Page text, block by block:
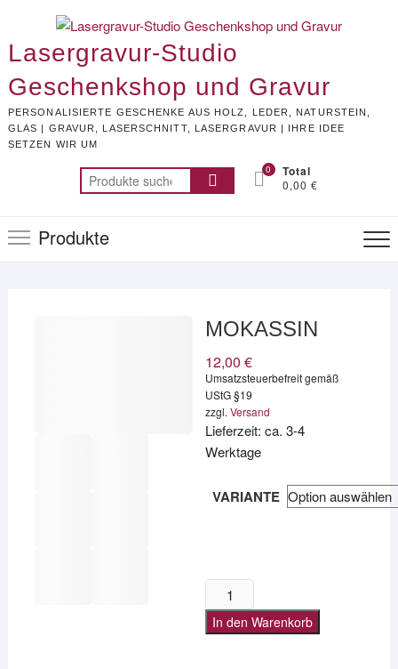
content
Lasergravur-Studio
Geschenkshop und Gravur
PERSONALISIERTE GESCHENKE AUS HOLZ, LEDER, NATURSTEIN,
GLAS | GRAVUR, LASERSCHNITT, LASERGRAVUR | IHRE IDEE
SETZEN WIR UM
Suchen
nach:
0 Total
0,00 €
Produkte
MOKASSIN
12,00€
Umsatzsteuerbefreit gemäß
UStG §19
zzgl.Versand
Lieferzeit: ca. 3-4
Werktage
VARIANTE
MOKASSIN
Menge
In den Warenkorb